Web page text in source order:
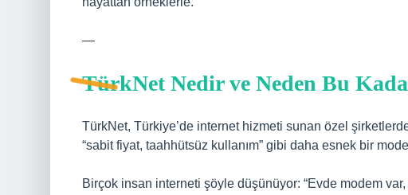
—
TürkNet Nedir ve Neden Bu
TürkNet, Türkiye’de internet hizmeti sunan özel
“sabit fiyat, taahhütsüz kullanım” gibi daha esnek bir
Birçok insan interneti şöyle düşünüyor: “Evde modem